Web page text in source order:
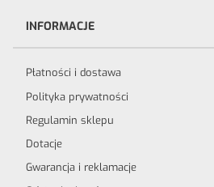
INFORMACJE
Płatności i dostawa
Polityka prywatności
Regulamin sklepu
Dotacje
Gwarancja i reklamacje